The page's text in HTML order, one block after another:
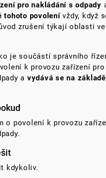
pro nakládání s odpady
tohoto povolenívždy, když
zrušení týkají oblasti
je součástí správního
k provozu zařízení pro
a vydává se na
o povolení k provozu
kdykoliv.